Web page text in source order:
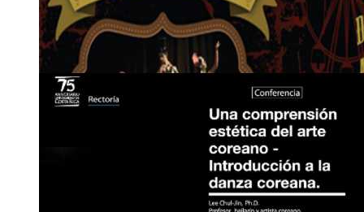
1JUL
Comunicado: Cambio de contraseña de
Del 1 al 17 de julio
2511-5508
http://www.ori.ucr.ac.cr
Concierto: Game of Choir
Auditorio Abelardo Bonilla, Escuela de Estudios Generales